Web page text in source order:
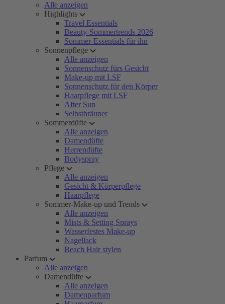
Alle anzeigen
Highlights
Travel Essentials
Beauty-Sommertrends 2026
Sommer-Essentials für ihn
Sonnenpflege
Alle anzeigen
Sonnenschutz fürs Gesicht
Make-up mit LSF
Sonnenschutz für den Körper
Haarpflege mit LSF
After Sun
Selbstbräuner
Sommerdüfte
Alle anzeigen
Damendüfte
Herrendüfte
Bodyspray
Pflege
Alle anzeigen
Gesicht & Körperpflege
Haarpflege
Sommer-Make-up und Trends
Alle anzeigen
Mists & Setting Sprays
Wasserfestes Make-up
Nagellack
Beach Hair stylen
Parfum
Alle anzeigen
Damendüfte
Alle anzeigen
Damenparfum